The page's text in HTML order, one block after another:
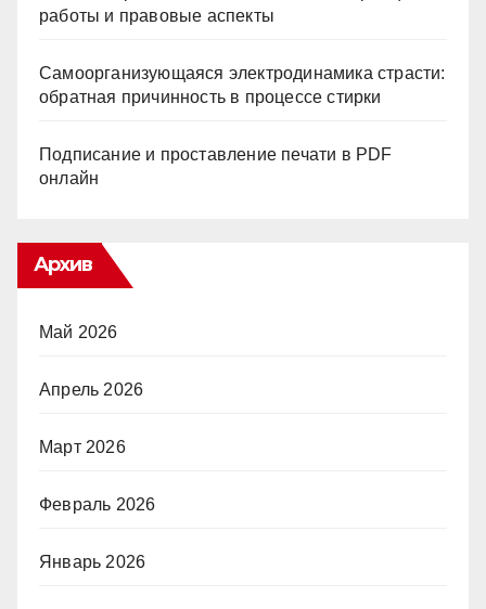
работы и правовые аспекты
Самоорганизующаяся электродинамика страсти:
обратная причинность в процессе стирки
Подписание и проставление печати в PDF
онлайн
Архив
Май 2026
Апрель 2026
Март 2026
Февраль 2026
Январь 2026